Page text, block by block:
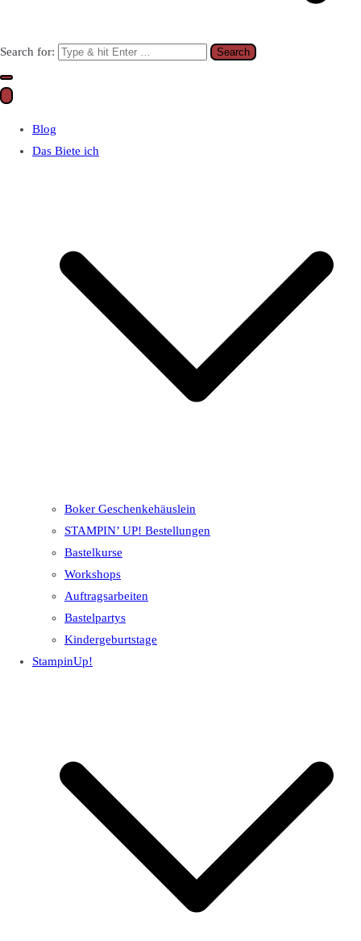
Search for:
Blog
Das Biete ich
Boker Geschenkehäuslein
STAMPIN’ UP! Bestellungen
Bastelkurse
Workshops
Auftragsarbeiten
Bastelpartys
Kindergeburtstage
StampinUp!